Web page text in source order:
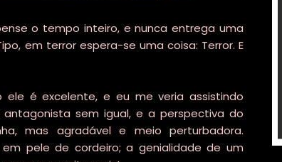
o tempo inteiro, e nunca entrega uma
em terror espera-se uma coisa: Terror. E
é excelente, e eu me veria assistindo
sem igual, e a perspectiva do
mas agradável e meio perturbadora.
pele de cordeiro; a genialidade de um